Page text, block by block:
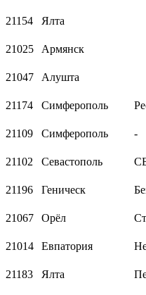
21154 Ялта
21025 Армянск
21047 Алушта
21174 Симферополь
21109 Симферополь -
21102 Севастополь
21196 Геническ
21067 Орёл
21014 Евпатория
21183 Ялта